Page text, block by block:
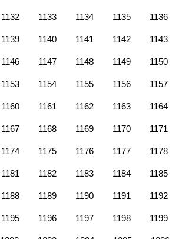
1132 1133 1134 1135 1136
1139 1140 1141 1142 1143
1146 1147 1148 1149 1150
1153 1154 1155 1156 1157
1160 1161 1162 1163 1164
1167 1168 1169 1170 1171
1174 1175 1176 1177 1178
1181 1182 1183 1184 1185
1188 1189 1190 1191 1192
1195 1196 1197 1198 1199